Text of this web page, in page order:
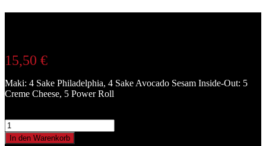
15,50 €
Maki: 4 Sake Philadelphia, 4 Sake Avocado Sesam Inside-Out: 5
Creme Cheese, 5 Power Roll
In den Warenkorb